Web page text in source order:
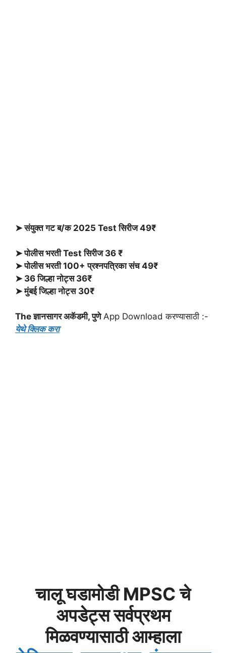
➤ संयुक्त गट ब/क 2025 Test सिरीज 49₹
➤ पोलीस भरती Test सिरीज 36 ₹
➤ पोलीस भरती 100+ प्रश्नपत्रिका संच 49₹
➤ 36 जिल्हा नोट्स 36₹
➤ मुंबई जिल्हा नोट्स 30₹
The ज्ञानसागर अकॅडमी, पुणेApp Download करण्यासाठी :-
येथे क्लिक करा
चालू घडामोडी MPSC चे
अपडेट्स सर्वप्रथम
मिळवण्यासाठी आम्हाला